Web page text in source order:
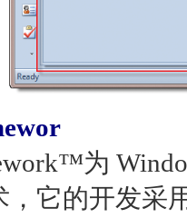
为
它的开发采